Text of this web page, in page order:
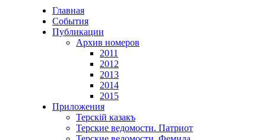
Главная
События
Публикации
Архив номеров
2011
2012
2013
2014
2015
Приложения
Терскiй казакъ
Терские ведомости. Патриот